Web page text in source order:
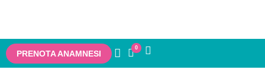
PRENOTA ANAMNESI
0